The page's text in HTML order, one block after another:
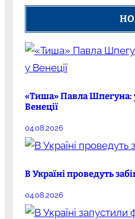
«Тиша» Павла Шпегуна:
Венеції
04.08.2026
В Україні проведуть
04.08.2026